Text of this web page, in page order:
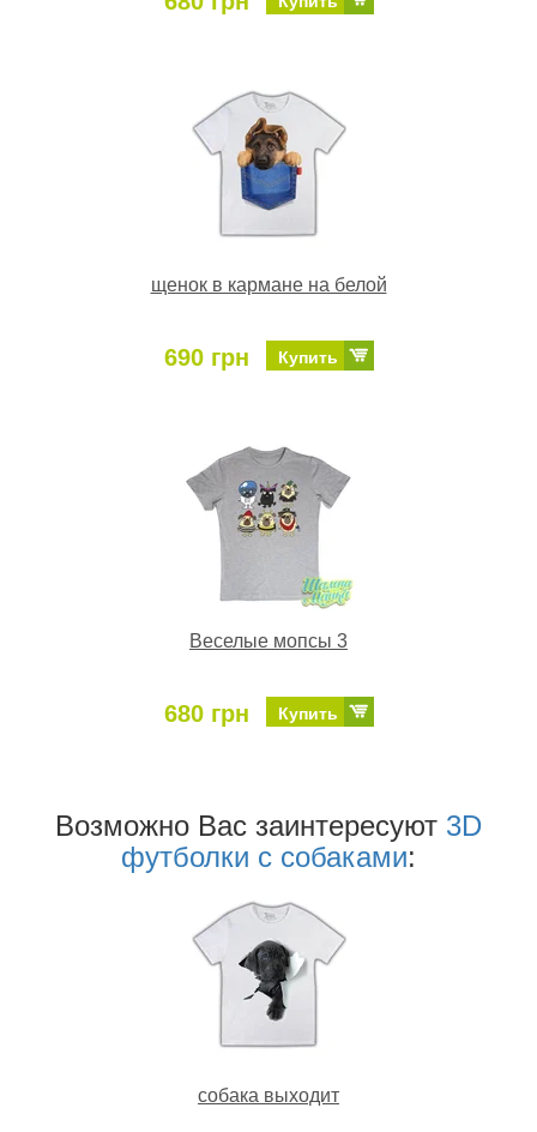
щенок в кармане на белой
690 грн Купить
Веселые мопсы 3
680 грн Купить
Возможно Ваc заинтересуют 3D
футболки с собаками:
собака выходит